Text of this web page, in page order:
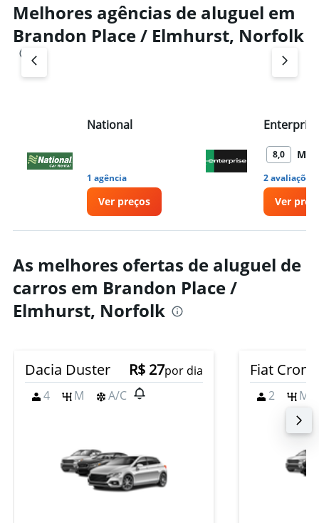
Melhores agências de aluguel em
Brandon Place / Elmhurst, Norfolk
National
1 agência
Ver preços
8,0
2 avaliações
Ver
As melhores ofertas de aluguel de
carros em Brandon Place /
Elmhurst, Norfolk
Dacia Duster R$ 27por dia
4
M A/C
Fiat
2 M